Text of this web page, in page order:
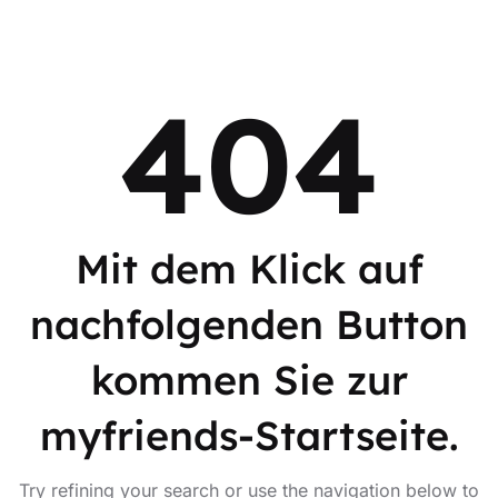
404
Mit dem Klick auf
nachfolgenden Button
kommen Sie zur
myfriends-Startseite.
Try refining your search or use the navigation below to